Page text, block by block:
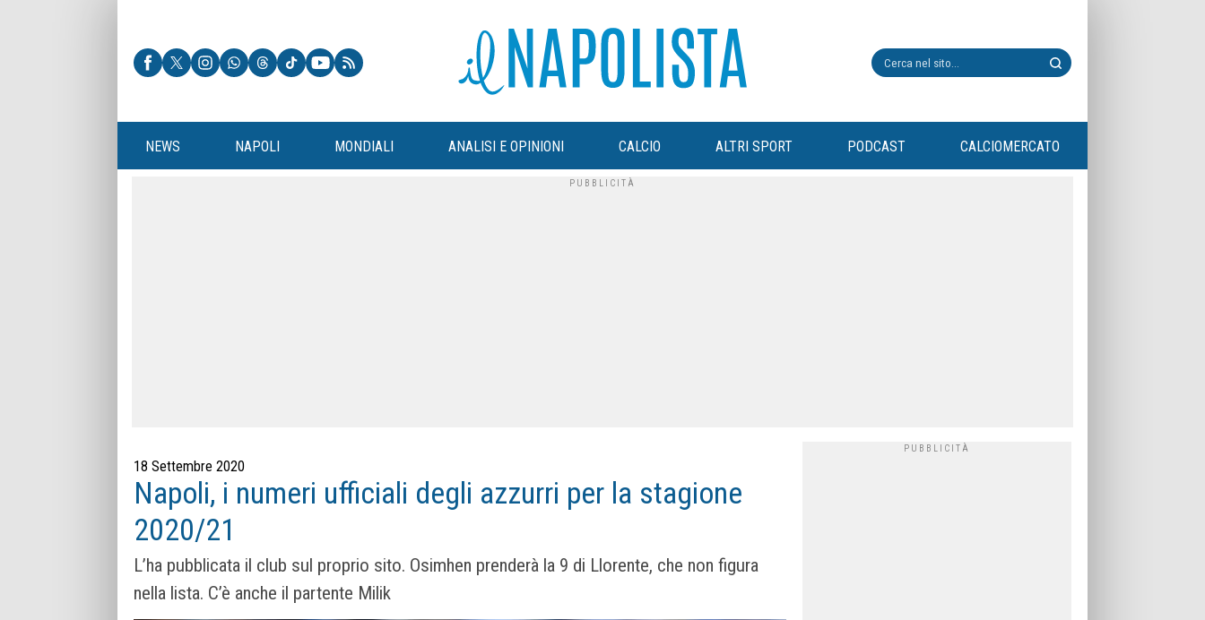
NEWS NAPOLI MONDIALI ANALISI E OPINIONI CALCIO ALTRI SPORT PODCAST CALCIOMERCATO
18 Settembre 2020
Napoli, i numeri ufficiali degli azzurri per la stagione
2020/21
L’ha pubblicata il club sul proprio sito. Osimhen prenderà la 9 di Llorente, che non figura
nella lista. C’è anche il partente Milik